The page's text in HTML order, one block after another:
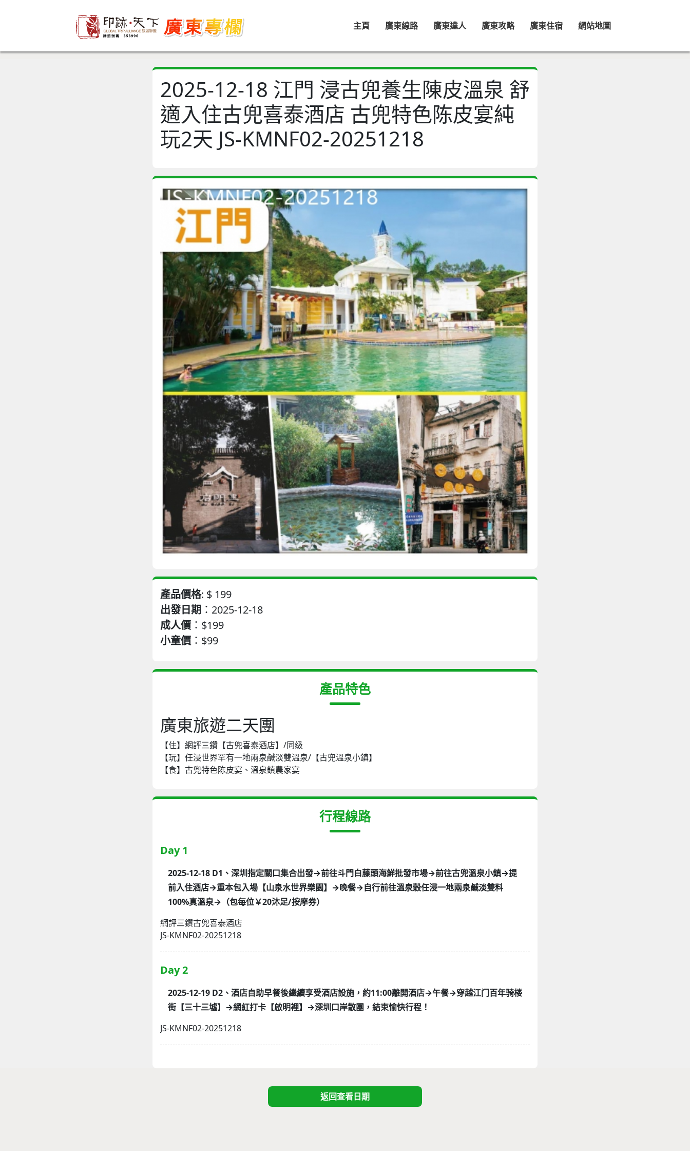
網站地圖
廣東住宿
廣東攻略
廣東達人
廣東線路
主頁
2025-12-18 江門 浸古兜養生陳皮溫泉 舒
適入住古兜喜泰酒店 古兜特色陈皮宴純
玩2天 JS-KMNF02-20251218
產品價格: $ 199
出發日期 ：2025-12-18
成人價 ： $199
小童價 ： $99
產品特色
廣東旅遊二天團
【住】網評三鑽【古兜喜泰酒店】/同级
【玩】任浸世界罕有一地兩泉鹹淡雙溫泉/【古兜溫泉小鎮】
【食】古兜特色陈皮宴、溫泉鎮農家宴
行程線路
Day 1
2025-12-18 D1、深圳指定關口集合出發→前往斗門白藤頭海鮮批發市場→前往古兜溫泉小鎮→提
前入住酒店→重本包入場【山泉水世界樂園】→晚餐→自行前往溫泉穀任浸一地兩泉鹹淡雙料
100%真溫泉→（包每位￥20沐足/按摩券）
網評三鑽古兜喜泰酒店
JS-KMNF02-20251218
Day 2
2025-12-19 D2、酒店自助早餐後繼續享受酒店設施，約11:00離開酒店→午餐→穿越江门百年骑楼
街【三十三墟】→網紅打卡【啟明裡】→深圳口岸散團，結束愉快行程！
JS-KMNF02-20251218
返回查看日期